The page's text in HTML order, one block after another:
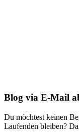
Blog via E-Mail
Du möchtest keinen
Laufenden bleiben?